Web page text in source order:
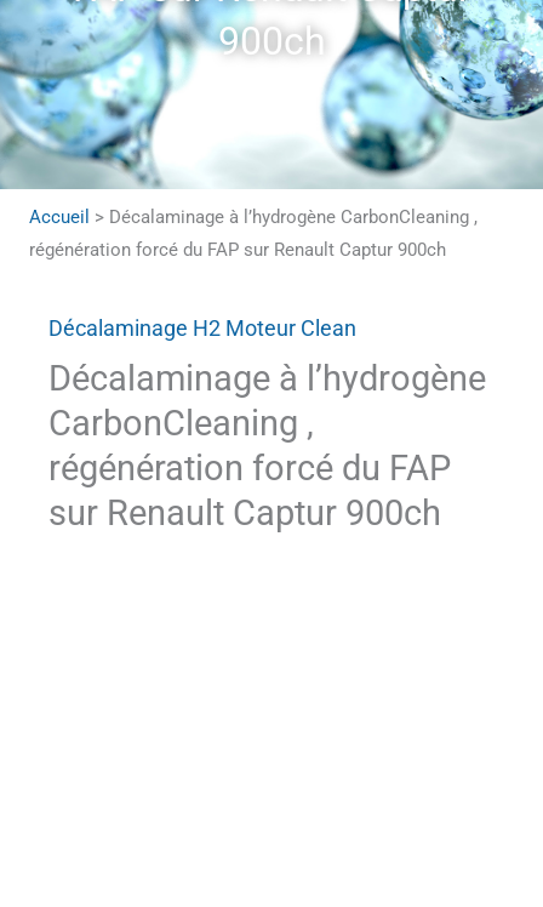
900ch
Accueil > Décalaminage à l’hydrogène CarbonCleaning ,
régénération forcé du FAP sur Renault Captur 900ch
Décalaminage H2 Moteur Clean
Décalaminage à l’hydrogène
CarbonCleaning ,
régénération forcé du FAP
sur Renault Captur 900ch